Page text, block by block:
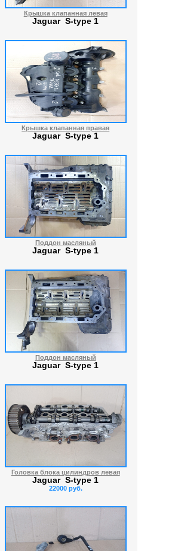
Крышка клапанная левая
Jaguar S-type 1
Крышка клапанная правая
Jaguar S-type 1
Поддон масляный
Jaguar S-type 1
Поддон масляный
Jaguar S-type 1
Головка блока цилиндров левая
Jaguar S-type 1
22000 руб.